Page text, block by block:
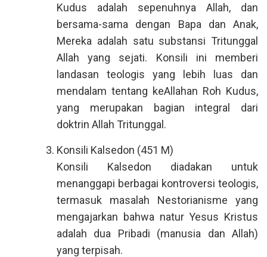
Kudus adalah sepenuhnya Allah, dan
bersama-sama dengan Bapa dan Anak,
Mereka adalah satu substansi Tritunggal
Allah yang sejati. Konsili ini memberi
landasan teologis yang lebih luas dan
mendalam tentang keAllahan Roh Kudus,
yang merupakan bagian integral dari
doktrin Allah Tritunggal.
Konsili Kalsedon (451 M)
Konsili Kalsedon diadakan untuk
menanggapi berbagai kontroversi teologis,
termasuk masalah Nestorianisme yang
mengajarkan bahwa natur Yesus Kristus
adalah dua Pribadi (manusia dan Allah)
yang terpisah.